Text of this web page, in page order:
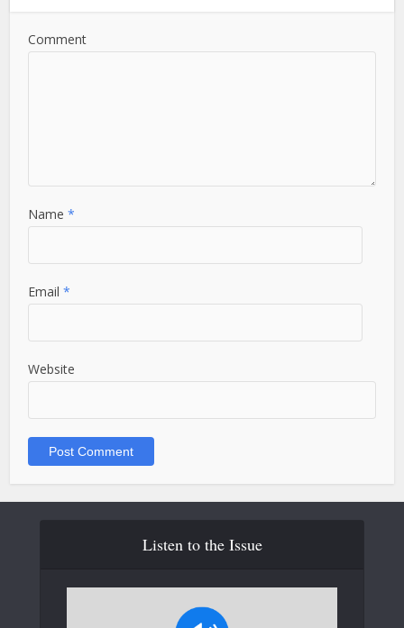
Comment
Name*
Email*
Website
Listen to the Issue